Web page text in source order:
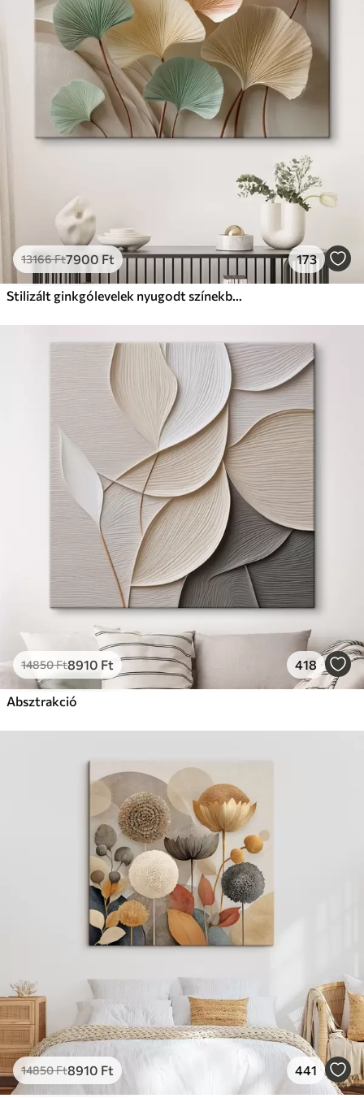
✗Környezetbarát anyag
Prémium
Ft
Élénk, gazdag színek
Fakulásálló
✓Biztonságos, szagtalan tinta
Eco-Prémium
Tól12405Ft
✓Élénk, gazdag színek
✓Fakulásálló
Környezetbarát anyag
13166Ft7900 Ft 173
Stilizált ginkgólevelek nyugodt színekben
14850Ft8910 Ft 418
Absztrakció
14850Ft8910 Ft 441